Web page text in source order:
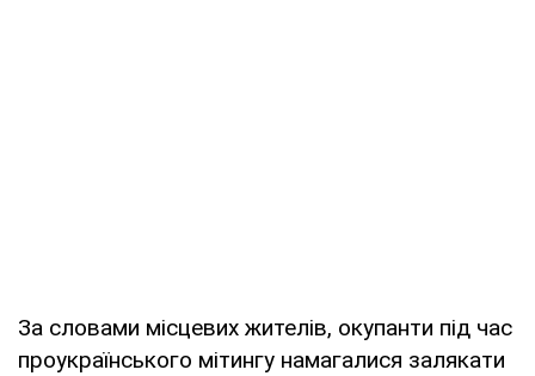
За словами місцевих жителів, окупанти під час
проукраїнського мітингу намагалися залякати